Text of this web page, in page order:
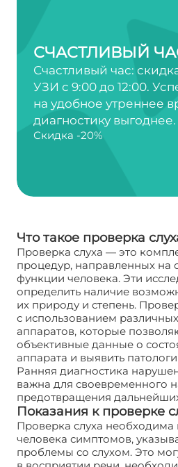
СЧАСТЛИВЫЙ
Счастливый час:
УЗИ с 9:00 до 12:00.
на удобное утреннее
диагностику выгоднее.
Скидка -20%
Что такое проверка
Проверка слуха — это
процедур, направленных на
функции человека. Эти
определить наличие
их природу и степень.
с использованием
аппаратов, которые
объективные данные о
аппарата и выявить
Ранняя диагностика
важна для своевременного
предотвращения
Показания к проверке
Проверка слуха необходима
человека симптомов,
проблемы со слухом. Это